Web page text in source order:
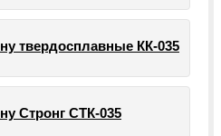
твердосплавные КК-035
Стронг СТК-035